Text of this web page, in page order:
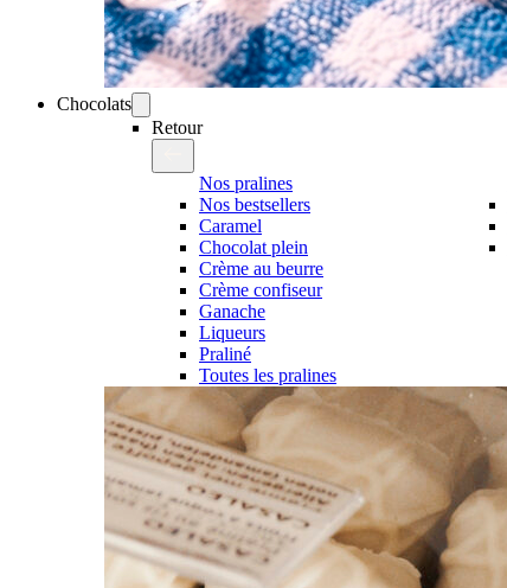
Chocolats
Retour
Nos pralines
Nos bestsellers
Caramel
Chocolat plein
Crème au beurre
Crème confiseur
Ganache
Liqueurs
Praliné
Toutes les pralines